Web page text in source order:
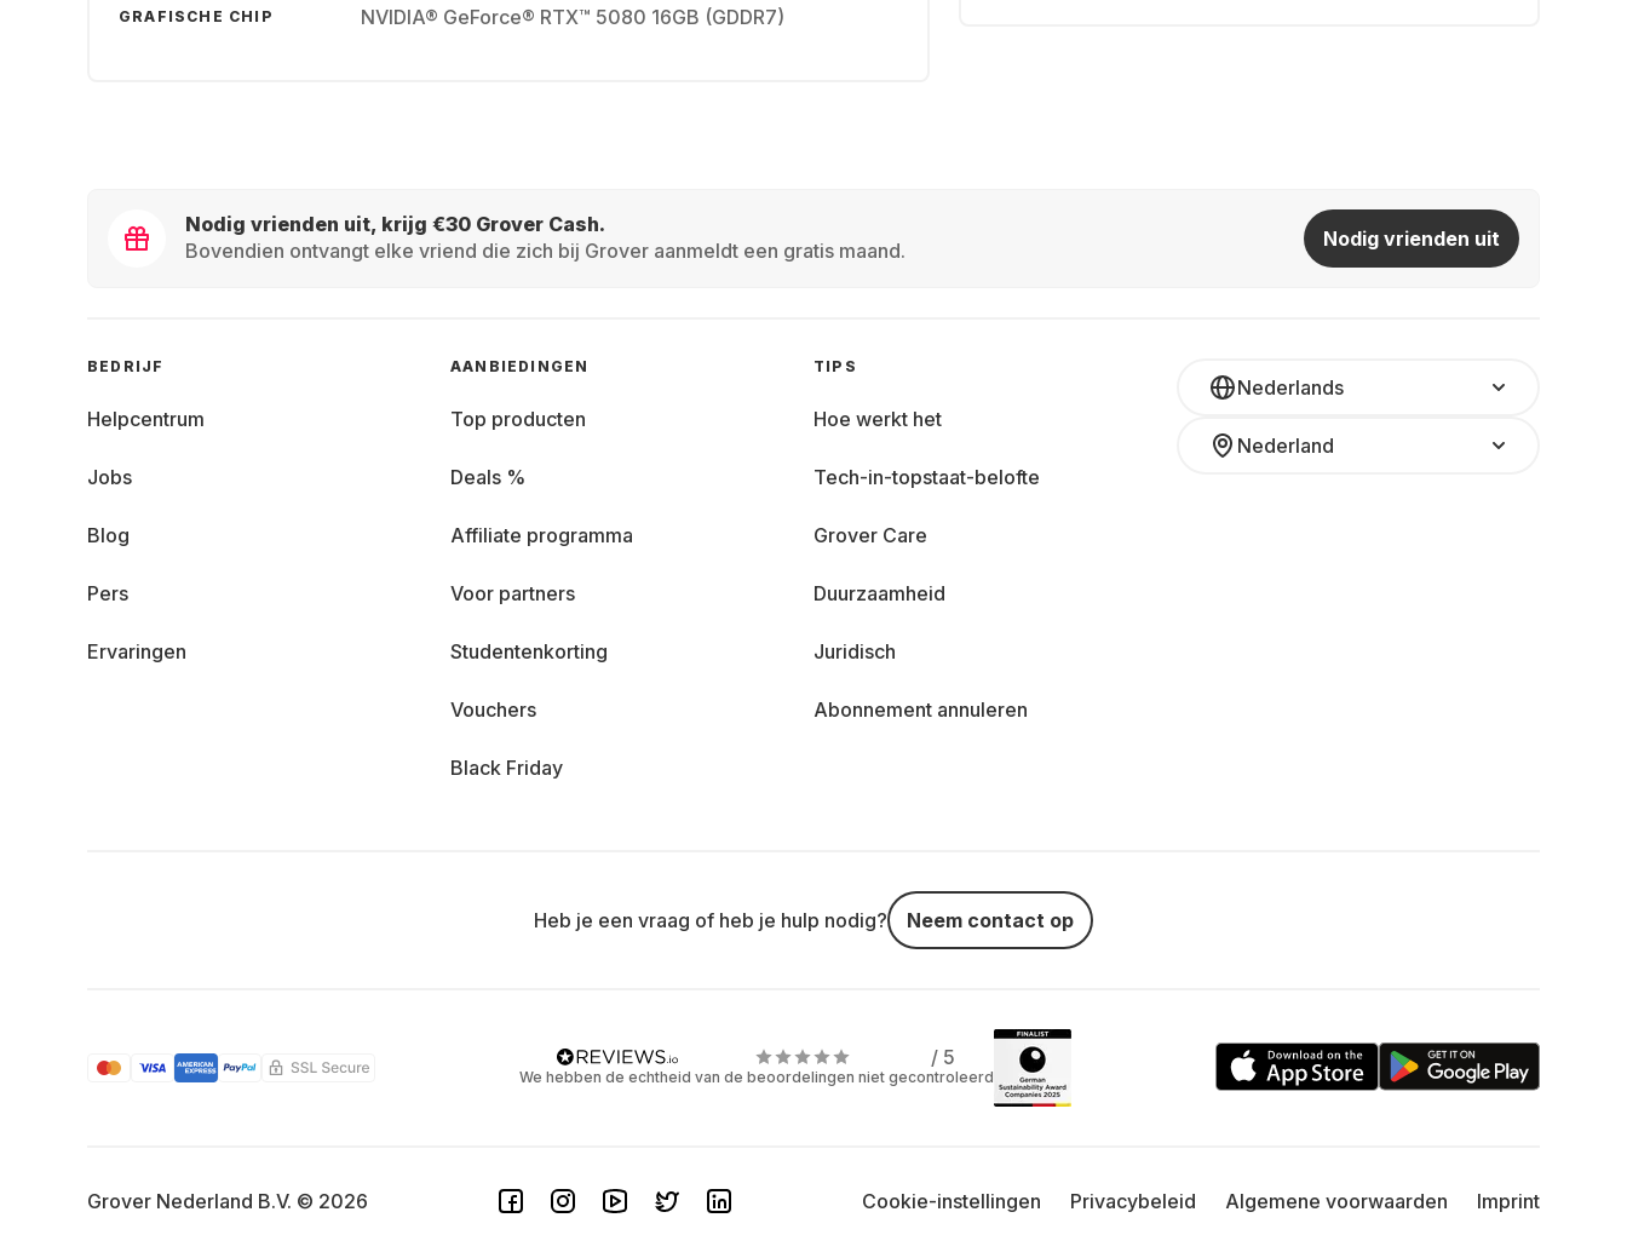
GRAFISCHE CHIP NVIDIA® GeForce® RTX™ 5080 16GB (GDDR7)
Nodig vrienden uit, krijg €30 Grover Cash.
Bovendien ontvangt elke vriend die zich bij Grover aanmeldt een gratis maand.
Nodig vrienden uit
Nederlands
Nederland
BEDRIJF
Helpcentrum
Jobs
Blog
Pers
Ervaringen
AANBIEDINGEN
Top producten
Deals %
Affiliate programma
Voor partners
Studentenkorting
Vouchers
Black Friday
TIPS
Hoe werkt het
Tech-in-topstaat-belofte
Grover Care
Duurzaamheid
Juridisch
Abonnement annuleren
Heb je een vraag of heb je hulp nodig? Neem contact op
/ 5
We hebben de echtheid van de beoordelingen niet gecontroleerd
Grover Nederland B.V. © 2026 Cookie-instellingen Privacybeleid Algemene voorwaarden Imprint